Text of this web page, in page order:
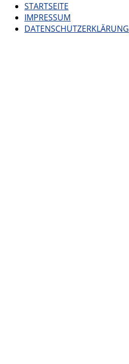
STARTSEITE
IMPRESSUM
DATENSCHUTZERKLÄRUNG